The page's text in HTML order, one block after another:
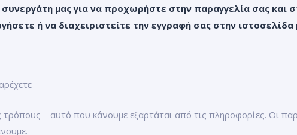
μας για να προχωρήστε στην παραγγελία σας και
ή να διαχειριστείτε την εγγραφή σας στην ιστοσελίδα
– αυτό που κάνουμε εξαρτάται από τις πληροφορίες. Οι